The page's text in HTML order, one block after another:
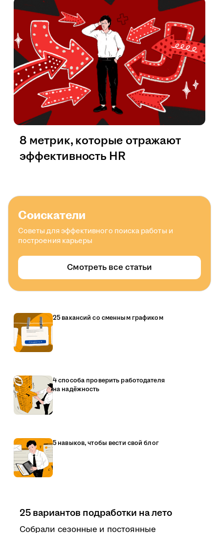
8 метрик, которые отражают
эффективность HR
Соискатели
Советы для эффективного поиска работы и
построения карьеры
Смотреть все статьи
25 вакансий со сменным графиком
4 способа проверить работодателя
на надёжность
5 навыков, чтобы вести свой блог
25 вариантов подработки на лето
Собрали сезонные и постоянные